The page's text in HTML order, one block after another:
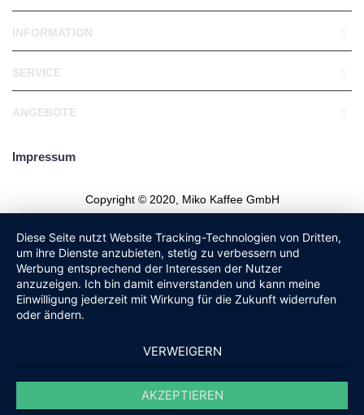
INFORMATION
SERVICE
ANGEBOTE
Impressum
Copyright © 2020, Miko Kaffee GmbH
Diese Seite nutzt Website Tracking-Technologien von Dritten,
um ihre Dienste anzubieten, stetig zu verbessern und
Werbung entsprechend der Interessen der Nutzer
anzuzeigen. Ich bin damit einverstanden und kann meine
Einwilligung jederzeit mit Wirkung für die Zukunft widerrufen
oder ändern.
VERWEIGERN
AKZEPTIEREN